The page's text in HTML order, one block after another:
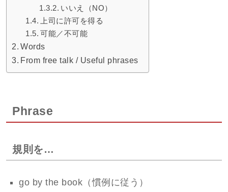
いいえ（NO）
上司に許可を得る
可能／不可能
Words
From free talk / Useful phrases
Phrase
規則を…
go by the book（慣例に従う）